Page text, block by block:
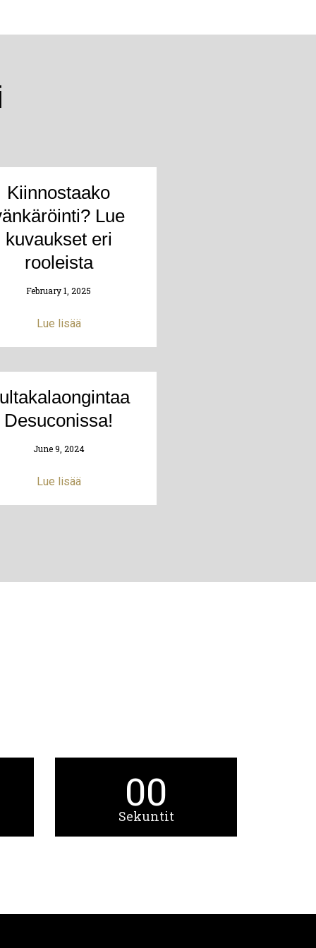
Kiinnostaako
Lue
kuvaukset eri
rooleista
February 1, 2025
Lue lisää
Desuconissa!
June 9, 2024
Lue lisää
00
Sekuntit